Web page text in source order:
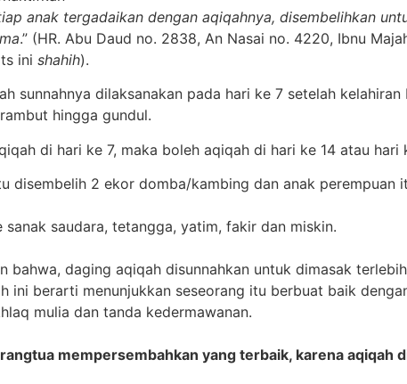
anak tergadaikan dengan aqiqahnya, disembelihkan
.” (HR. Abu Daud no. 2838, An Nasai no. 4220, Ibnu
ini shahih).
sunnahnya dilaksanakan pada hari ke 7 setelah
hingga gundul.
di hari ke 7, maka boleh aqiqah di hari ke 14 atau hari
disembelih 2 ekor domba/kambing dan anak perempuan
saudara, tetangga, yatim, fakir dan miskin.
bahwa, daging aqiqah disunnahkan untuk dimasak
ini berarti menunjukkan seseorang itu berbuat baik
mulia dan tanda kedermawanan.
mempersembahkan yang terbaik, karena aqiqah